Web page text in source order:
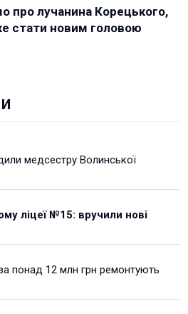
про лучанина Корецького,
стати новим головою
медсестру Волинської
ліцеї №15: вручили нові
понад 12 млн грн ремонтують